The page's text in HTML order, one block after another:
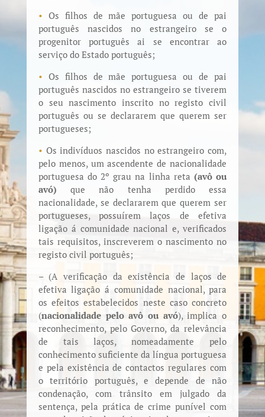
• Os filhos de mãe portuguesa ou de pai
português nascidos no estrangeiro se o
progenitor português ai se encontrar ao
serviço do Estado português;
• Os filhos de mãe portuguesa ou de pai
português nascidos no estrangeiro se tiverem
o seu nascimento inscrito no registo civil
português ou se declararem que querem ser
portugueses;
• Os indivíduos nascidos no estrangeiro com,
pelo menos, um ascendente de nacionalidade
portuguesa do 2º grau na linha reta(avô ou
avó) que não tenha perdido essa
nacionalidade, se declararem que querem ser
portugueses, possuírem laços de efetiva
ligação á comunidade nacional e, verificados
tais requisitos, inscreverem o nascimento no
registo civil português;
– (A verificação da existência de laços de
efetiva ligação á comunidade nacional, para
os efeitos estabelecidos neste caso concreto
(nacionalidade pelo avô ou avó), implica o
reconhecimento, pelo Governo, da relevância
de tais laços, nomeadamente pelo
conhecimento suficiente da língua portuguesa
e pela existência de contactos regulares com
o território português, e depende de não
condenação, com trânsito em julgado da
sentença, pela prática de crime punível com